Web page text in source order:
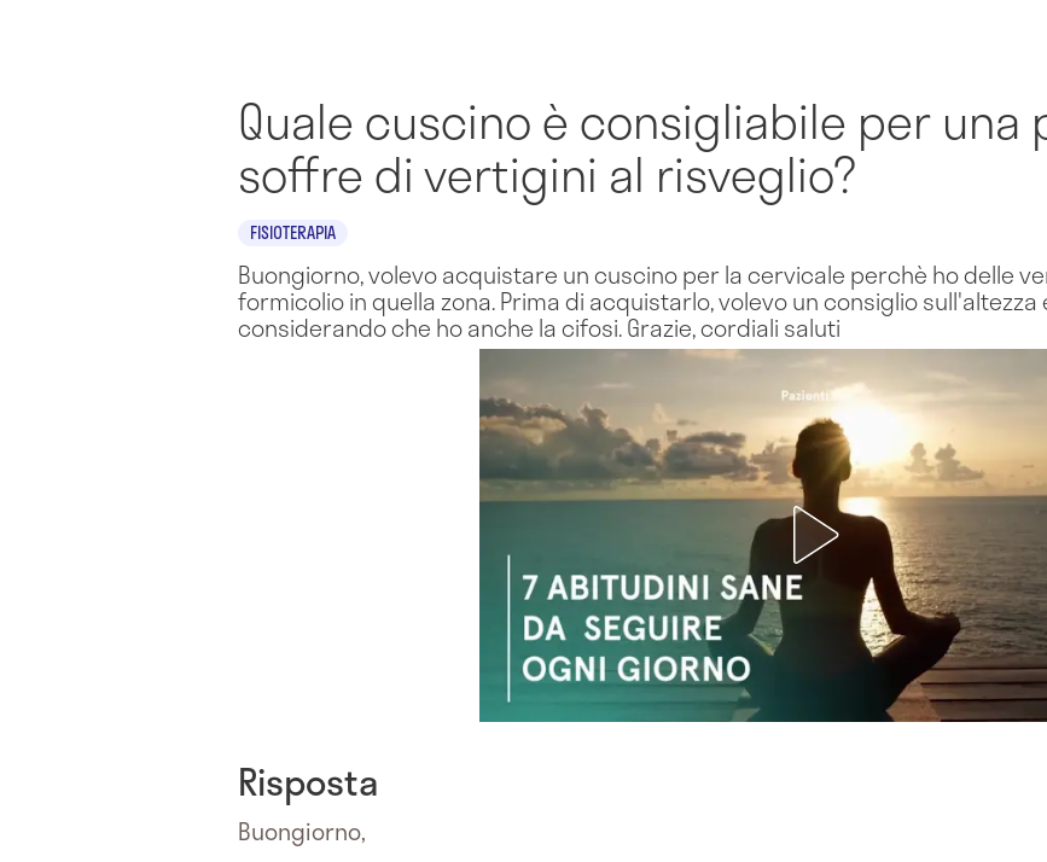
Quale cuscino è consigliabile per una
soffre di vertigini al risveglio?
FISIOTERAPIA
Buongiorno, volevo acquistare un cuscino per la cervicale perchè ho delle
formicolio in quella zona. Prima di acquistarlo, volevo un consiglio
considerando che ho anche la cifosi. Grazie, cordiali saluti
Risposta
Buongiorno,